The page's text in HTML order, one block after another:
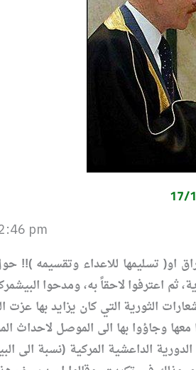
pm
تسليمها للاعداء وتقسيمه )!!
ثم اعترفوا لاحقاً به، ومدحوا
الثورية التي كان يزايد بها عزت
وجاؤوا بها الى الموصل لاحداث
الداعشية المركية (نسبة الى